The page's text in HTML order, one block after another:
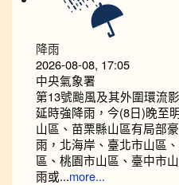
降雨
2026-08-08, 17:05
中央氣象署
第13號颱風及其外圍環流
延時強降雨，今(8日)晚至
山區、苗栗縣山區有局部
雨，北海岸、臺北市山區
區、桃園市山區、臺中市
雨或...more...